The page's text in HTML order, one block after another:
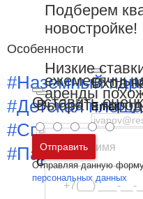
Выбрать город
Москва и
Санкт-Петербург и
Вход
Email
Пароль
Войти
Ещё нет
Особенности
#Наземный
#Детская
#Спортивные
#Парк рядом
Подберем
новостройке!
Низкие
аренды
Оставить
Отправить
Отправляя данную
персональных данных